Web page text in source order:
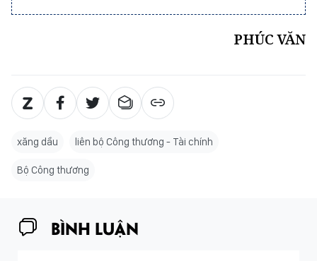
PHÚC VĂN
xăng dầu liên bộ Công thương - Tài chính
Bộ Công thương
BÌNH LUẬN